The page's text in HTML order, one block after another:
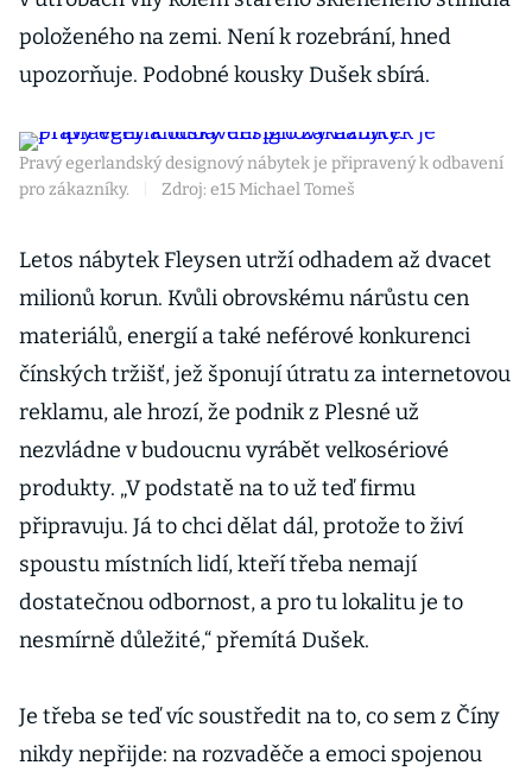
položeného na zemi. Není k rozebrání, hned
upozorňuje. Podobné kousky Dušek sbírá.
Pravý egerlandský designový nábytek je připravený k odbavení
pro zákazníky.
Zdroj: e15 Michael Tomeš
Letos nábytek Fleysen utrží odhadem až dvacet
milio­nů korun. Kvůli obrovskému nárůstu cen
materiálů, energií a také neférové konkurenci
čínských tržišť, jež šponují útratu za internetovou
reklamu, ale hrozí, že podnik z Plesné už
nezvládne v budoucnu vyrábět velkosériové
produkty. „V podstatě na to už teď firmu
připravuju. Já to chci dělat dál, protože to živí
spoustu místních lidí, kteří třeba nemají
dostatečnou odbornost, a pro tu lokalitu je to
nesmírně důležité,“ přemítá Dušek.
Je třeba se teď víc soustředit na to, co sem z Číny
nikdy nepřijde: na rozvaděče a emoci spojenou